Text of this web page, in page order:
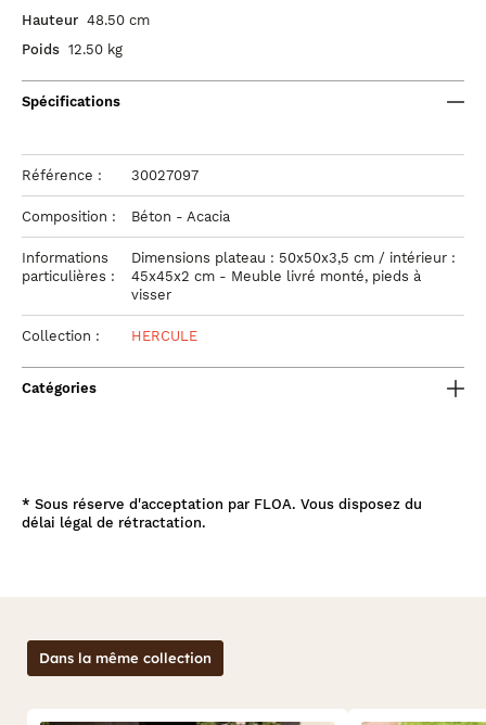
Hauteur 48.50 cm
Poids 12.50 kg
Spécifications
Référence : 30027097
Composition : Béton - Acacia
Informations
particulières :
Dimensions plateau : 50x50x3,5 cm / intérieur :
45x45x2 cm - Meuble livré monté, pieds à
visser
Collection : HERCULE
Catégories
* Sous réserve d'acceptation par FLOA. Vous disposez du
délai légal de rétractation.
Dans la même collection